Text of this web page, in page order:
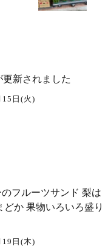
更新されました
15日(火)
フルーツサンド 梨は
どか 果物いろいろ盛り
19日(木)